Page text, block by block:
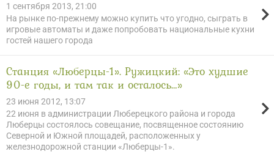
1 сентября 2013, 21:00
На рынке по-прежнему можно купить что угодно, сыграть в
игровые автоматы и даже попробовать национальные кухни
гостей нашего города
Станция «Люберцы-1». Ружицкий: «Это худшие
90-е годы, и там так и осталось…»
23 июня 2012, 13:07
22 июня в администрации Люберецкого района и города
Люберцы состоялось совещание, посвященное состоянию
Северной и Южной площадей, расположенных у
железнодорожной станции «Люберцы-1».